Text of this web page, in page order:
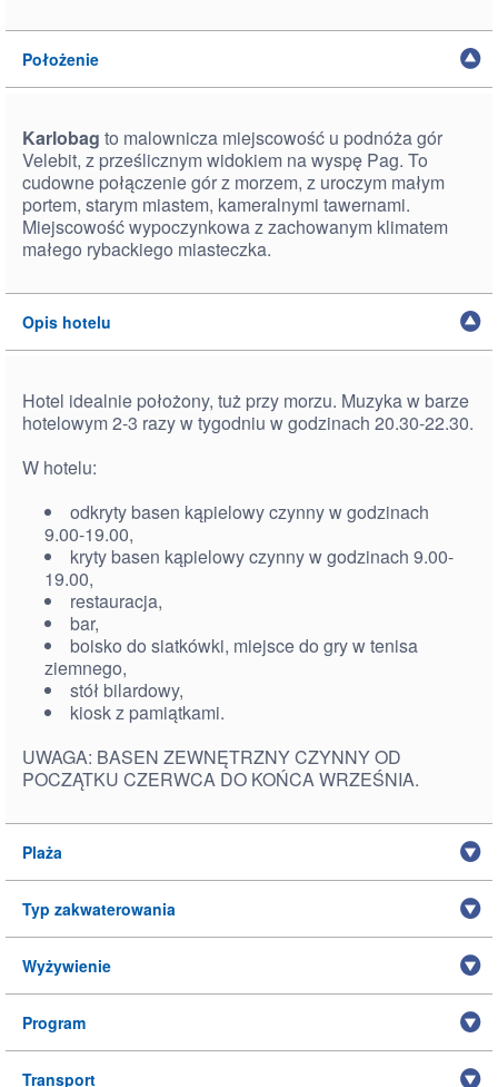
Położenie
Karlobag to malownicza miejscowość u podnóża gór
Velebit, z prześlicznym widokiem na wyspę Pag. To
cudowne połączenie gór z morzem, z uroczym małym
portem, starym miastem, kameralnymi tawernami.
Miejscowość wypoczynkowa z zachowanym klimatem
małego rybackiego miasteczka.
Opis hotelu
Hotel idealnie położony, tuż przy morzu. Muzyka w barze
hotelowym 2-3 razy w tygodniu w godzinach 20.30-22.30.
W hotelu:
odkryty basen kąpielowy czynny w godzinach
9.00-19.00,
kryty basen kąpielowy czynny w godzinach 9.00-
19.00,
restauracja,
bar,
boisko do siatkówki, miejsce do gry w tenisa
ziemnego,
stół bilardowy,
kiosk z pamiątkami.
UWAGA: BASEN ZEWNĘTRZNY CZYNNY OD
POCZĄTKU CZERWCA DO KOŃCA WRZEŚNIA.
Plaża
Typ zakwaterowania
Wyżywienie
Program
Transport